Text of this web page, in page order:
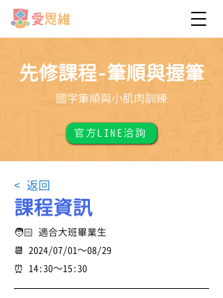
先修課程-筆順與握筆
國字筆順與小肌肉訓練
官方LINE洽詢
< 返回
課程資訊
🧑🏻 適合大班畢業生
📆 2024/07/01～08/29
⏰ 14:30～15:30